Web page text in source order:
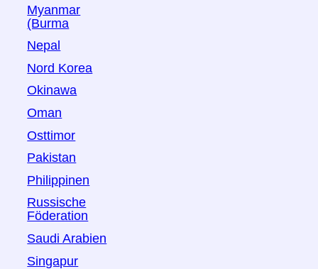
Myanmar
(Burma
Nepal
Nord Korea
Okinawa
Oman
Osttimor
Pakistan
Philippinen
Russische
Föderation
Saudi Arabien
Singapur